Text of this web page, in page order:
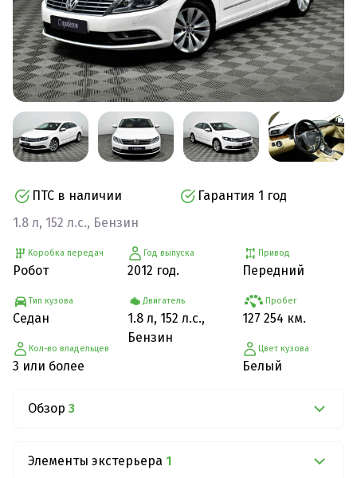
ПТС в наличии
Гарантия 1 год
1.8 л, 152 л.с., Бензин
Коробка передач
Робот
Тип кузова
Седан
Кол-во владельцев
3 или более
Год выпуска
2012 год.
Двигатель
1.8 л, 152 л.с.,
Бензин
Привод
Передний
Пробег
127 254 км.
Цвет кузова
Белый
Обзор 3
Элементы экстерьера 1